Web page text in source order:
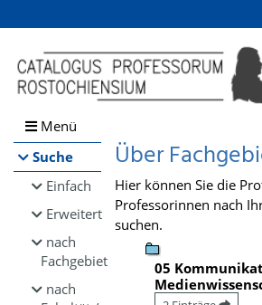
Browsen
direkt zum Inhalt
Menü
Suche
Einfach
Erweitert
nach
Fachgebiet
nach
Über
Hier können Sie die
Professorinnen nach
suchen.
05